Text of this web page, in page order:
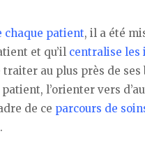
chaque patient, il a été
et qu’il centralise les
au plus près de
l’orienter vers
de ce parcours de